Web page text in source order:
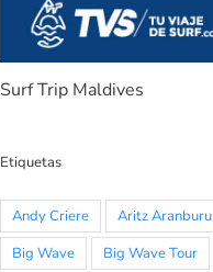
Surf Trip Maldives
Etiquetas
Andy Criere
Aritz Aranburu
Big Wave
Big Wave Tour